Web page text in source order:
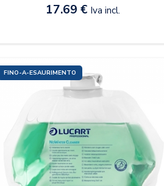
17.69 € Iva incl.
FINO-A-ESAURIMENTO